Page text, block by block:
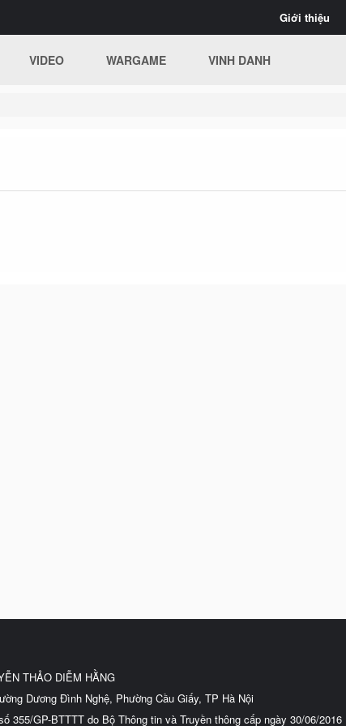
Giới thiệu
VIDEO WARGAME VINH DANH
THẢO DIỄM HẰNG
Dương Đình Nghệ, Phường Cầu Giấy, TP Hà Nội
355/GP-BTTTT do Bộ Thông tin và Truyền thông cấp ngày 30/06/2016